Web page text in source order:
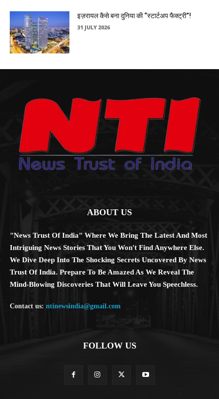
इज़रायल कैसे बना दुनिया की “स्टार्टअप फैक्ट्री”!
31 JULY 2026
ABOUT US
"News Trust Of India" Where We Bring The Latest And Most
Intriguing News Stories That You Won't Find Anywhere Else.
We Dive Deep Into The Shocking Secrets Uncovered By News
Trust Of India. Prepare To Be Amazed As We Reveal The
Mind-Blowing Discoveries That Will Leave You Speechless.
Contact us: ntinewsindia@gmail.com
FOLLOW US